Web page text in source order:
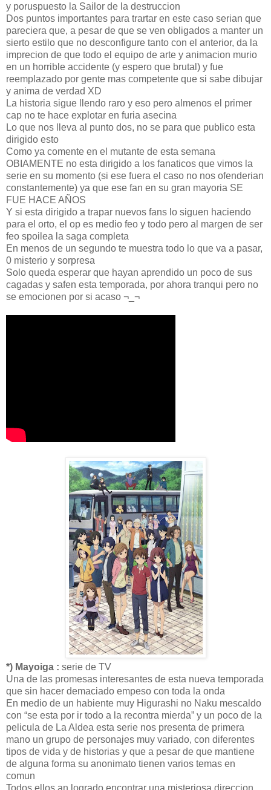
y poruspuesto la Sailor de la destruccion
Dos puntos importantes para trartar en este caso serian que
pareciera que, a pesar de que se ven obligados a manter un
sierto estilo que no desconfigure tanto con el anterior, da la
imprecion de que todo el equipo de arte y animacion murio
en un horrible accidente (y espero que brutal) y fue
reemplazado por gente mas competente que si sabe dibujar
y anima de verdad XD
La historia sigue llendo raro y eso pero almenos el primer
cap no te hace explotar en furia asecina
Lo que nos lleva al punto dos, no se para que publico esta
dirigido esto
Como ya comente en el mutante de esta semana
OBIAMENTE no esta dirigido a los fanaticos que vimos la
serie en su momento (si ese fuera el caso no nos ofenderian
constantemente) ya que ese fan en su gran mayoria SE
FUE HACE AÑOS
Y si esta dirigido a trapar nuevos fans lo siguen haciendo
para el orto, el op es medio feo y todo pero al margen de ser
feo spoilea la saga completa
En menos de un segundo te muestra todo lo que va a pasar,
0 misterio y sorpresa
Solo queda esperar que hayan aprendido un poco de sus
cagadas y safen esta temporada, por ahora tranqui pero no
se emocionen por si acaso ¬_¬
*) Mayoiga : serie de TV
Una de las promesas interesantes de esta nueva temporada
que sin hacer demaciado empeso con toda la onda
En medio de un habiente muy Higurashi no Naku mescaldo
con “se esta por ir todo a la recontra mierda” y un poco de la
pelicula de La Aldea esta serie nos presenta de primera
mano un grupo de personajes muy variado, con diferentes
tipos de vida y de historias y que a pesar de que mantiene
de alguna forma su anonimato tienen varios temas en
comun
Todos ellos an logrado encontrar una misteriosa direccion